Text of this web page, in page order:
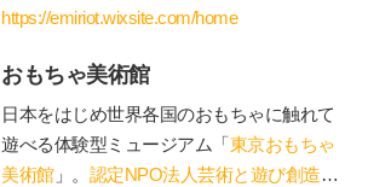
（福音館書店）、『育てたように子は育つ
親でも子どもは健全に育ちます』（小学
館）など著書多数。2017年逝去。半世紀に
わたる臨床経験から著したこれら数多くの
育児書は、今も多くの母親たちの厚い信頼
関わる。青年海外協力隊として海外に赴任
学・修了。親御さん方へのアドバイスを充
実させたいと思い、保育士・公認心理師の
資格を取得して役立てている。現在は、世
界に住む妊婦さんや産後の方向けに、オン
https://emiriot.wixsite.com/home
おもちゃ美術館
日本をはじめ世界各国のおもちゃに触れて
遊べる体験型ミュージアム「東京おもちゃ
美術館」。 認定NPO法人芸術と遊び創造協